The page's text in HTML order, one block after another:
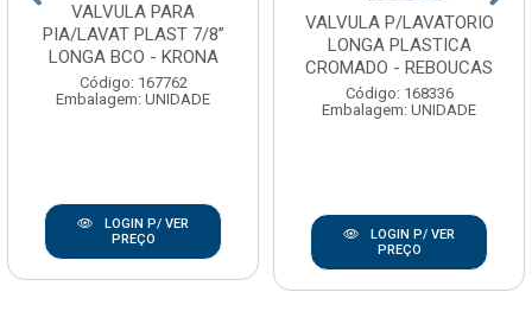
VALVULA PARA
PIA/LAVAT PLAST 7/8”
LONGA BCO - KRONA
Código: 167762
Embalagem: UNIDADE
LOGIN P/ VER
PREÇO
VALVULA P/LAVATORIO
LONGA PLASTICA
CROMADO - REBOUCAS
Código: 168336
Embalagem: UNIDADE
LOGIN P/ VER
PREÇO